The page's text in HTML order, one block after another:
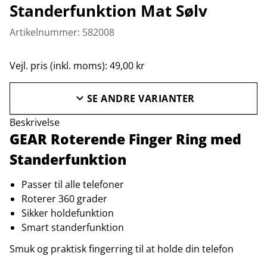
Standerfunktion Mat Sølv
Artikelnummer: 582008
Vejl. pris (inkl. moms): 49,00 kr
SE ANDRE VARIANTER
Beskrivelse
GEAR Roterende Finger Ring med
Standerfunktion
Passer til alle telefoner
Roterer 360 grader
Sikker holdefunktion
Smart standerfunktion
Smuk og praktisk fingerring til at holde din telefon